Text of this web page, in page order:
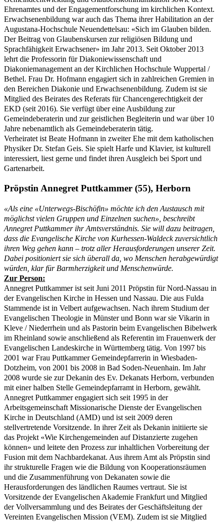
Ehrenamtes und der Engagementforschung im kirchlichen Kontext.
Erwachsenenbildung war auch das Thema ihrer Habilitation an der
Augustana-Hochschule Neuendettelsau: «Sich im Glauben bilden.
Der Beitrag von Glaubenskursen zur religiösen Bildung und
Sprachfähigkeit Erwachsener» im Jahr 2013. Seit Oktober 2013
lehrt die Professorin für Diakoniewissenschaft und
Diakoniemanagement an der Kirchlichen Hochschule Wuppertal /
Bethel. Frau Dr. Hofmann engagiert sich in zahlreichen Gremien in
den Bereichen Diakonie und Erwachsenenbildung. Zudem ist sie
Mitglied des Beirates des Referats für Chancengerechtigkeit der
EKD (seit 2016). Sie verfügt über eine Ausbildung zur
Gemeindeberaterin und zur geistlichen Begleiterin und war über 10
Jahre nebenamtlich als Gemeindeberaterin tätig.
Verheiratet ist Beate Hofmann in zweiter Ehe mit dem katholischen
Physiker Dr. Stefan Geis. Sie spielt Harfe und Klavier, ist kulturell
interessiert, liest gerne und findet ihren Ausgleich bei Sport und
Gartenarbeit.
Pröpstin Annegret Puttkammer (55), Herborn
«Als eine «Unterwegs-Bischöfin» möchte ich den Austausch mit
möglichst vielen Gruppen und Einzelnen suchen», beschreibt
Annegret Puttkammer ihr Amtsverständnis. Sie will dazu beitragen,
dass die Evangelische Kirche von Kurhessen-Waldeck zuversichtlich
ihren Weg gehen kann – trotz aller Herausforderungen unserer Zeit.
Dabei positioniert sie sich überall da, wo Menschen herabgewürdigt
würden, klar für Barmherzigkeit und Menschenwürde.
Zur Person:
Annegret Puttkammer ist seit Juni 2011 Pröpstin für Nord-Nassau in
der Evangelischen Kirche in Hessen und Nassau. Die aus Fulda
Stammende ist in Velbert aufgewachsen. Nach ihrem Studium der
Evangelischen Theologie in Münster und Bonn war sie Vikarin in
Kleve / Niederrhein und als Pastorin beim Evangelischen Bibelwerk
im Rheinland sowie anschließend als Referentin im Frauenwerk der
Evangelischen Landeskirche in Württemberg tätig. Von 1997 bis
2001 war Frau Puttkammer Gemeindepfarrerin in Wiesbaden-
Dotzheim, von 2001 bis 2008 in Bad Soden-Neuenhain. Im Jahr
2008 wurde sie zur Dekanin des Ev. Dekanats Herborn, verbunden
mit einer halben Stelle Gemeindepfarramt in Herborn, gewählt.
Annegret Puttkammer engagiert sich seit 1995 in der
Arbeitsgemeinschaft Missionarische Dienste der Evangelischen
Kirche in Deutschland (AMD) und ist seit 2009 deren
stellvertretende Vorsitzende. In ihrer Zeit als Dekanin initiierte sie
das Projekt «Wie Kirchengemeinden auf Distanzierte zugehen
können» und leitete den Prozess zur inhaltlichen Vorbereitung der
Fusion mit dem Nachbardekanat. Aus ihrem Amt als Pröpstin sind
ihr strukturelle Fragen wie die Bildung von Kooperationsräumen
und die Zusammenführung von Dekanaten sowie die
Herausforderungen des ländlichen Raumes vertraut. Sie ist
Vorsitzende der Evangelischen Akademie Frankfurt und Mitglied
der Vollversammlung und des Beirates der Geschäftsleitung der
Vereinten Evangelischen Mission (VEM). Zudem ist sie Mitglied